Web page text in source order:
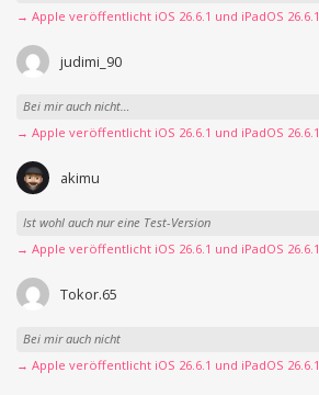
→ Apple veröffentlicht iOS 26.6.1 und iPadOS 26.6.1
judimi_90
Bei mir auch nicht…
→ Apple veröffentlicht iOS 26.6.1 und iPadOS 26.6.1
akimu
Ist wohl auch nur eine Test-Version
→ Apple veröffentlicht iOS 26.6.1 und iPadOS 26.6.1
Tokor.65
Bei mir auch nicht
→ Apple veröffentlicht iOS 26.6.1 und iPadOS 26.6.1